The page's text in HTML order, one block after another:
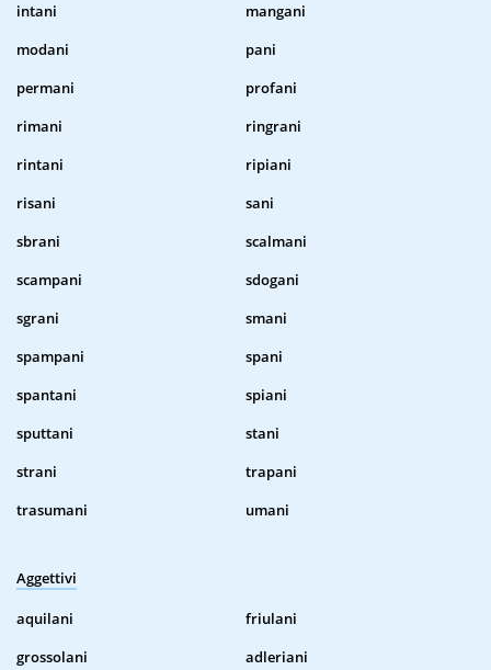
intani
mangani
modani
pani
permani
profani
rimani
ringrani
rintani
ripiani
risani
sani
sbrani
scalmani
scampani
sdogani
sgrani
smani
spampani
spani
spantani
spiani
sputtani
stani
strani
trapani
trasumani
umani
Aggettivi
aquilani
friulani
grossolani
adleriani